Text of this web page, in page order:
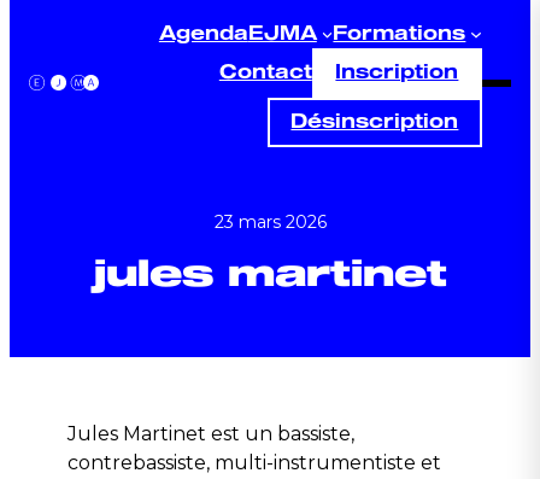
contenu
AgendaEJMA Formations
Contact
Inscription
Désinscription
23 mars 2026
jules martinet
Jules Martinet est un bassiste,
contrebassiste, multi-instrumentiste et